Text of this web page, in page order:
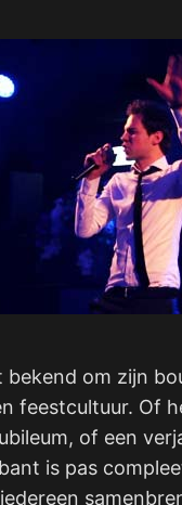
bekend om zijn
feestcultuur. Of
of een
is pas